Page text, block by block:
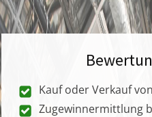
Kauf oder Verkauf
Zugewinnermittlung